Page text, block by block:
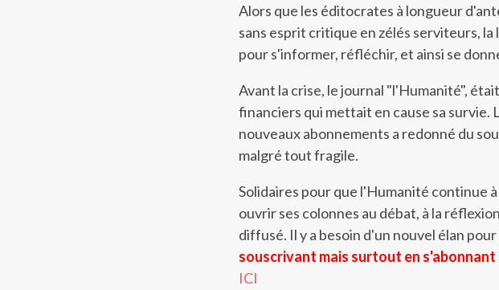
Alors que les éditocrates à longueur
sans esprit critique en zélés serviteurs,
pour s'informer, réfléchir, et ainsi se
Avant la crise, le journal "l'Humanité",
financiers qui mettait en cause sa survie.
nouveaux abonnements a redonné du
malgré tout fragile.
Solidaires pour que l'Humanité continue
ouvrir ses colonnes au débat, à la
diffusé. Il y a besoin d'un nouvel élan
souscrivant mais surtout en
ICI